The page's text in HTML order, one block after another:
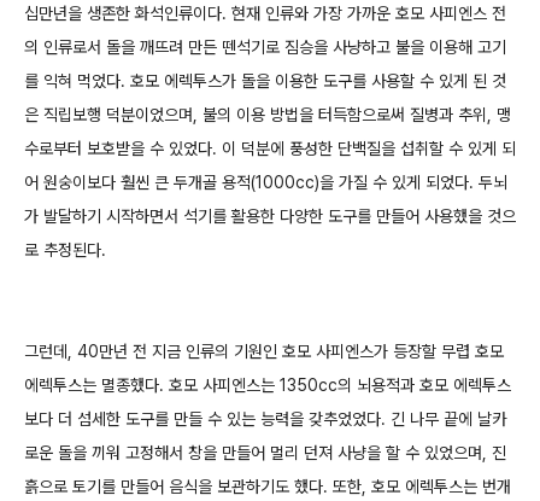
십만년을 생존한 화석인류이다. 현재 인류와 가장 가까운 호모 사피엔스 전
의 인류로서 돌을 깨뜨려 만든 뗀석기로 짐승을 사냥하고 불을 이용해 고기
를 익혀 먹었다. 호모 에렉투스가 돌을 이용한 도구를 사용할 수 있게 된 것
은 직립보행 덕분이었으며, 불의 이용 방법을 터득함으로써 질병과 추위, 맹
수로부터 보호받을 수 있었다. 이 덕분에 풍성한 단백질을 섭취할 수 있게 되
어 원숭이보다 훨씬 큰 두개골 용적(1000cc)을 가질 수 있게 되었다. 두뇌
가 발달하기 시작하면서 석기를 활용한 다양한 도구를 만들어 사용했을 것으
로 추정된다.
그런데, 40만년 전 지금 인류의 기원인 호모 사피엔스가 등장할 무렵 호모
에렉투스는 멸종했다. 호모 사피엔스는 1350cc의 뇌용적과 호모 에렉투스
보다 더 섬세한 도구를 만들 수 있는 능력을 갖추었었다. 긴 나무 끝에 날카
로운 돌을 끼워 고정해서 창을 만들어 멀리 던져 사냥을 할 수 있었으며, 진
흙으로 토기를 만들어 음식을 보관하기도 했다. 또한, 호모 에렉투스는 번개